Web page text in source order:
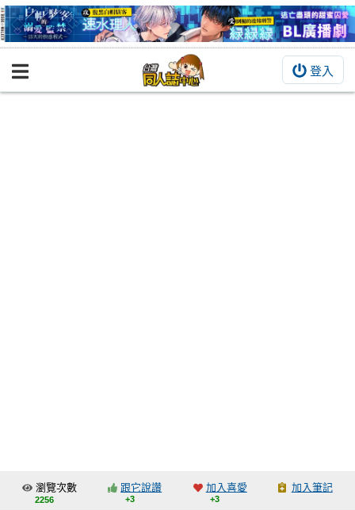
登入
BOOKY書集倉庫
交流中心
瀏覽次數
2256
跟它說讚
+3
加入喜愛
+3
加入筆記